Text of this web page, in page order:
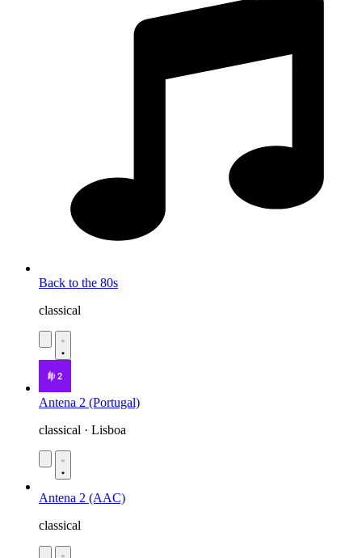
Back to the 80s
classical
Antena 2 (Portugal)
classical · Lisboa
Antena 2 (AAC)
classical